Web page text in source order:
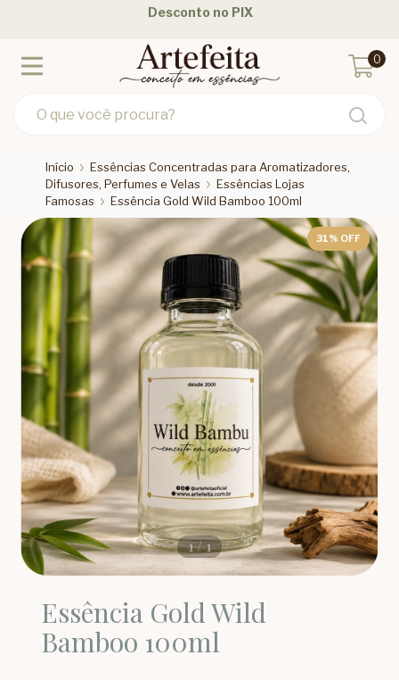
Desconto no PIX
0
Início
Essências Concentradas para Aromatizadores,
Difusores, Perfumes e Velas
Essências Lojas
Famosas
Essência Gold Wild Bamboo 100ml
31% OFF
1/1
Essência Gold Wild
Bamboo 100ml